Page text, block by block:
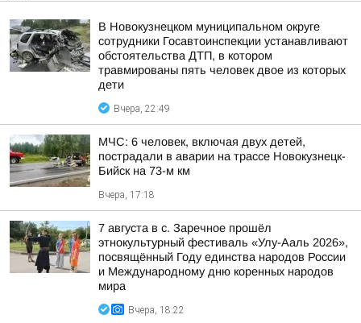
В Новокузнецком муниципальном округе
сотрудники Госавтоинспекции устанавливают
обстоятельства ДТП, в котором
травмированы пять человек двое из которых
дети
Вчера, 22:49
МЧС: 6 человек, включая двух детей,
пострадали в аварии на трассе Новокузнецк-
Бийск на 73-м км
Вчера, 17:18
7 августа в с. Заречное прошёл
этнокультурный фестиваль «Улу-Ааль 2026»,
посвящённый Году единства народов России
и Международному дню коренных народов
мира
Вчера, 18:22